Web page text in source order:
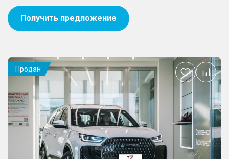
Получить предложение
Продан
Добавить
в
избранное